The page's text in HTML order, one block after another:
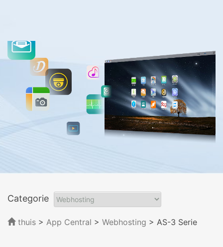
Categorie
thuis > App Central > Webhosting > AS-3 Serie